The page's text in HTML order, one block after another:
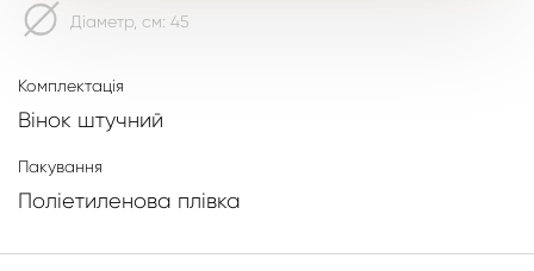
Діаметр, см: 45
Комплектація
Вінок штучний
Пакування
Поліетиленова плівка